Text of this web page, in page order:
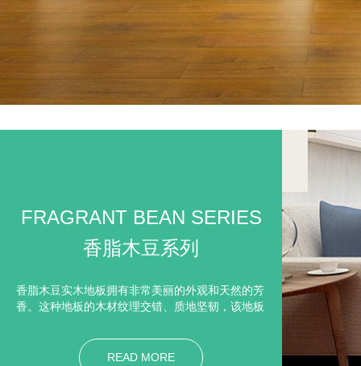
FRAGRANT BEAN SERIES
香脂木豆系列
香脂木豆实木地板拥有非常美丽的外观和天然的芳
香。这种地板的木材纹理交错、质地坚韧，该地板
爱。隔音隔热：材质较硬，缜密的木纤维结构，导
热系数低，阻隔声音和热气的效果，优于水泥、瓷
READ MORE